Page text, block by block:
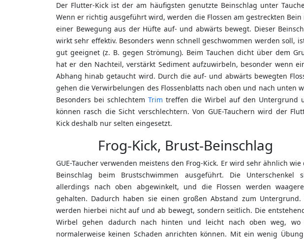
Der Flutter-Kick ist der am häufigsten genutzte Beinschlag unter
Wenn er richtig ausgeführt wird, werden die Flossen am gestreckten Bein
einer Bewegung aus der Hüfte auf- und abwärts bewegt. Dieser
wirkt sehr effektiv. Besonders wenn schnell geschwommen werden soll,
gut geeignet (z. B. gegen Strömung). Beim Tauchen dicht über dem
hat er den Nachteil, verstärkt Sediment aufzuwirbeln, besonder wenn
Abhang hinab getaucht wird. Durch die auf- und abwärts bewegten
gehen die Verwirbelungen des Flossenblatts nach oben und nach unten
Besonders bei schlechtem Trim treffen die Wirbel auf den Untergrund
können rasch die Sicht verschlechtern. Von GUE-Tauchern wird der
Kick deshalb nur selten eingesetzt.
Frog-Kick, Brust-Beinschlag
GUE-Taucher verwenden meistens den Frog-Kick. Er wird sehr ähnlich wie
Beinschlag beim Brustschwimmen ausgeführt. Die Unterschenkel
allerdings nach oben abgewinkelt, und die Flossen werden
gehalten. Dadurch haben sie einen großen Abstand zum Untergrund.
werden hierbei nicht auf und ab bewegt, sondern seitlich. Die
Wirbel gehen dadurch nach hinten und leicht nach oben weg, wo
normalerweise keinen Schaden anrichten können. Mit ein wenig